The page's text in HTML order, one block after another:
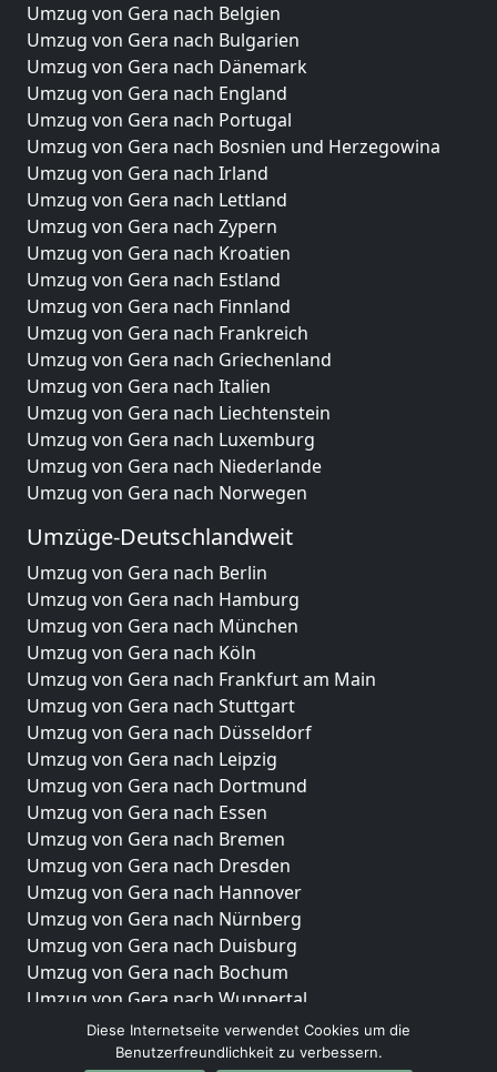
Umzug von Gera nach Belgien
Umzug von Gera nach Bulgarien
Umzug von Gera nach Dänemark
Umzug von Gera nach England
Umzug von Gera nach Portugal
Umzug von Gera nach Bosnien und Herzegowina
Umzug von Gera nach Irland
Umzug von Gera nach Lettland
Umzug von Gera nach Zypern
Umzug von Gera nach Kroatien
Umzug von Gera nach Estland
Umzug von Gera nach Finnland
Umzug von Gera nach Frankreich
Umzug von Gera nach Griechenland
Umzug von Gera nach Italien
Umzug von Gera nach Liechtenstein
Umzug von Gera nach Luxemburg
Umzug von Gera nach Niederlande
Umzug von Gera nach Norwegen
Umzüge-Deutschlandweit
Umzug von Gera nach Berlin
Umzug von Gera nach Hamburg
Umzug von Gera nach München
Umzug von Gera nach Köln
Umzug von Gera nach Frankfurt am Main
Umzug von Gera nach Stuttgart
Umzug von Gera nach Düsseldorf
Umzug von Gera nach Leipzig
Umzug von Gera nach Dortmund
Umzug von Gera nach Essen
Umzug von Gera nach Bremen
Umzug von Gera nach Dresden
Umzug von Gera nach Hannover
Umzug von Gera nach Nürnberg
Umzug von Gera nach Duisburg
Umzug von Gera nach Bochum
Umzug von Gera nach Wuppertal
Umzug von Gera nach Bielefeld
Umzug von Gera nach Bonn
Diese Internetseite verwendet Cookies um die
Benutzerfreundlichkeit zu verbessern.